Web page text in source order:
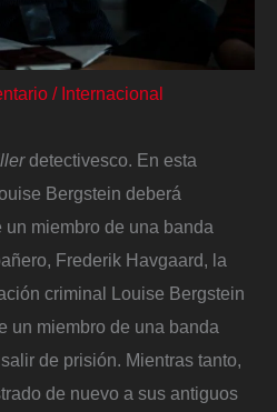
/ Internacional
detectivesco. En esta
Bergstein deberá
miembro de una banda
Frederik Havgaard, la
criminal Louise Bergstein
un miembro de una banda
de prisión. Mientras tanto,
de nuevo a sus antiguos